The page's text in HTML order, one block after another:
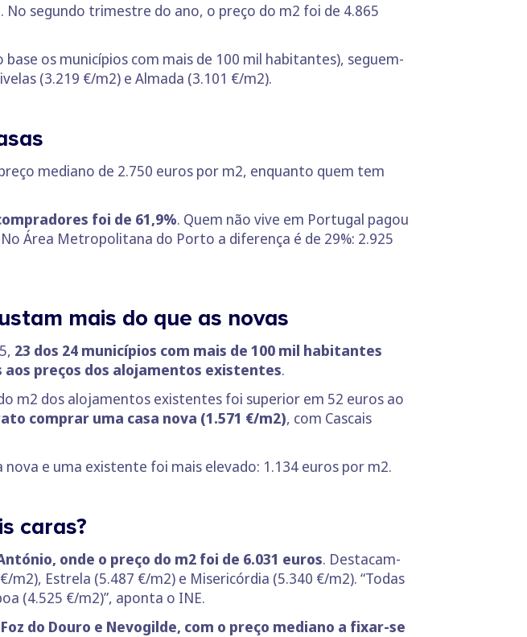
. No segundo trimestre do ano, o preço do m2 foi de 4.865
os municípios com mais de 100 mil habitantes), seguem-
(3.219 €/m2) e Almada (3.101 €/m2).
mediano de 2.750 euros por m2, enquanto quem tem
foi de 61,9%. Quem não vive em Portugal pagou
Área Metropolitana do Porto a diferença é de 29%: 2.925
mais do que as novas
23 dos 24 municípios com mais de 100 mil habitantes
preços dos alojamentos existentes.
m2 dos alojamentos existentes foi superior em 52 euros ao
comprar uma casa nova (1.571 €/m2), com Cascais
e uma existente foi mais elevado: 1.134 euros por m2.
caras?
onde o preço do m2 foi de 6.031 euros. Destacam-
m2), Estrela (5.487 €/m2) e Misericórdia (5.340 €/m2). “Todas
(4.525 €/m2)”, aponta o INE.
do Douro e Nevogilde, com o preço mediano a fixar-se